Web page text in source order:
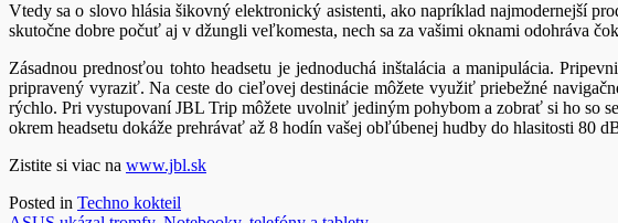
Vtedy sa o slovo hlásia šikovný elektronický asistenti, ako napríklad najmodernejší
skutočne dobre počuť aj v džungli veľkomesta, nech sa za vašimi oknami odohráva
Zásadnou prednosťou tohto headsetu je jednoduchá inštalácia a manipulácia.
pripravený vyraziť. Na ceste do cieľovej destinácie môžete využiť priebežné
rýchlo. Pri vystupovaní JBL Trip môžete uvolniť jediným pohybom a zobrať si ho so
okrem headsetu dokáže prehrávať až 8 hodín vašej obľúbenej hudby do hlasitosti 80
Zistite si viac na www.jbl.sk
Posted in Techno kokteil